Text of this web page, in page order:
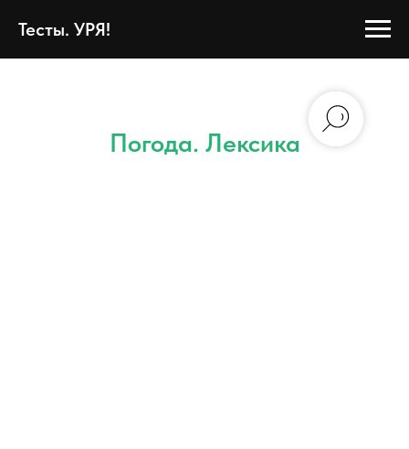
Тесты. УРЯ!
Погода. Лексика